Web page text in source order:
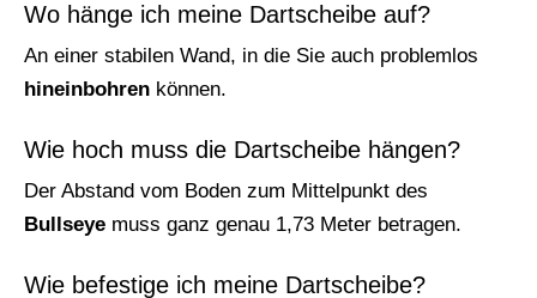
Wo hänge ich meine Dartscheibe auf?
An einer stabilen Wand, in die Sie auch problemlos
hineinbohren können.
Wie hoch muss die Dartscheibe hängen?
Der Abstand vom Boden zum Mittelpunkt des
Bullseye muss ganz genau 1,73 Meter betragen.
Wie befestige ich meine Dartscheibe?